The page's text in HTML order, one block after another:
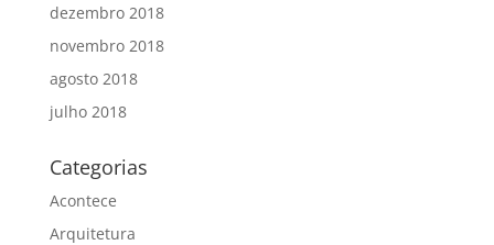
dezembro 2018
novembro 2018
agosto 2018
julho 2018
Categorias
Acontece
Arquitetura